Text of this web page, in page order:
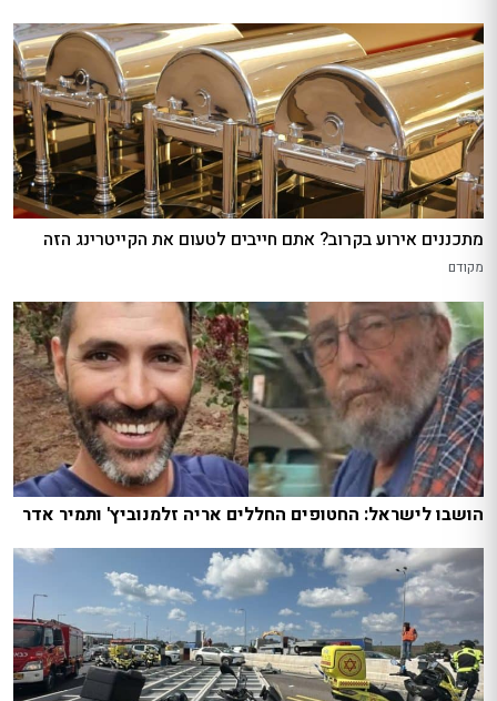
מתכננים אירוע בקרוב? אתם חייבים לטעום את הקייטרינג הזה
מקודם
הושבו לישראל: החטופים החללים אריה זלמנוביץ' ותמיר אדר